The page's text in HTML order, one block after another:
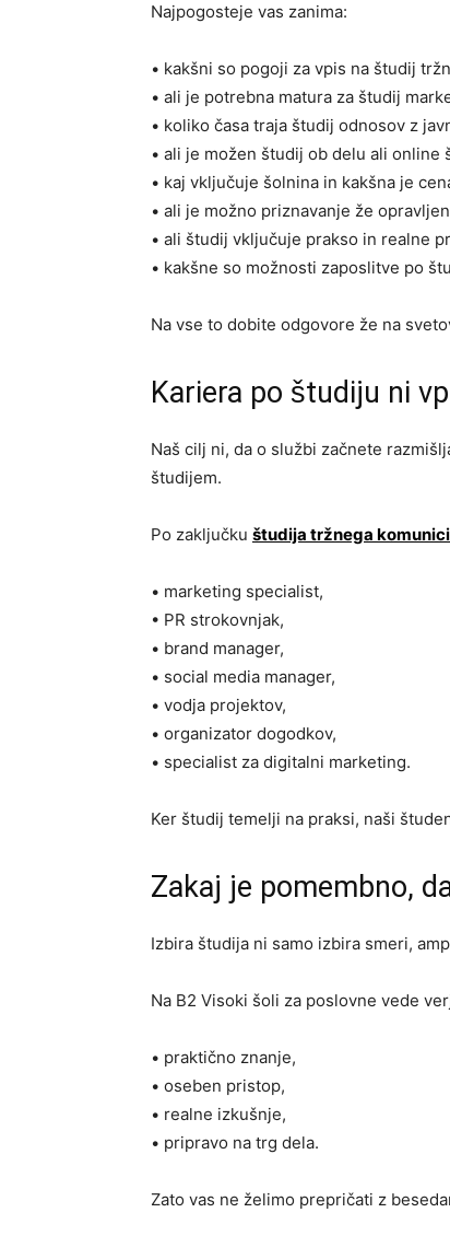
Najpogosteje vas zanima:
• kakšni so pogoji za vpis na študij
• ali je potrebna matura za študij
• koliko časa traja študij odnosov z
• ali je možen študij ob delu ali online
• kaj vključuje šolnina in kakšna je
• ali je možno priznavanje že
• ali študij vključuje prakso in realne
• kakšne so možnosti zaposlitve po
Na vse to dobite odgovore že na
Kariera po študiju ni
Naš cilj ni, da o službi začnete
študijem.
Po zaključku študija tržnega
• marketing specialist,
• PR strokovnjak,
• brand manager,
• social media manager,
• vodja projektov,
• organizator dogodkov,
• specialist za digitalni marketing.
Ker študij temelji na praksi, naši
Zakaj je pomembno,
Izbira študija ni samo izbira smeri,
Na B2 Visoki šoli za poslovne vede
• praktično znanje,
• oseben pristop,
• realne izkušnje,
• pripravo na trg dela.
Zato vas ne želimo prepričati z